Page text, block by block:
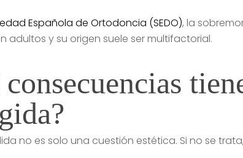
Española de Ortodoncia (SEDO), la
adultos y su origen suele ser multifactorial.
consecuencias
no es solo una cuestión estética. Si no se